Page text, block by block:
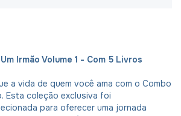
Irmão Volume 1 - Com 5 Livros
a vida de quem você ama com o Combo
Esta coleção exclusiva foi
para oferecer uma jornada